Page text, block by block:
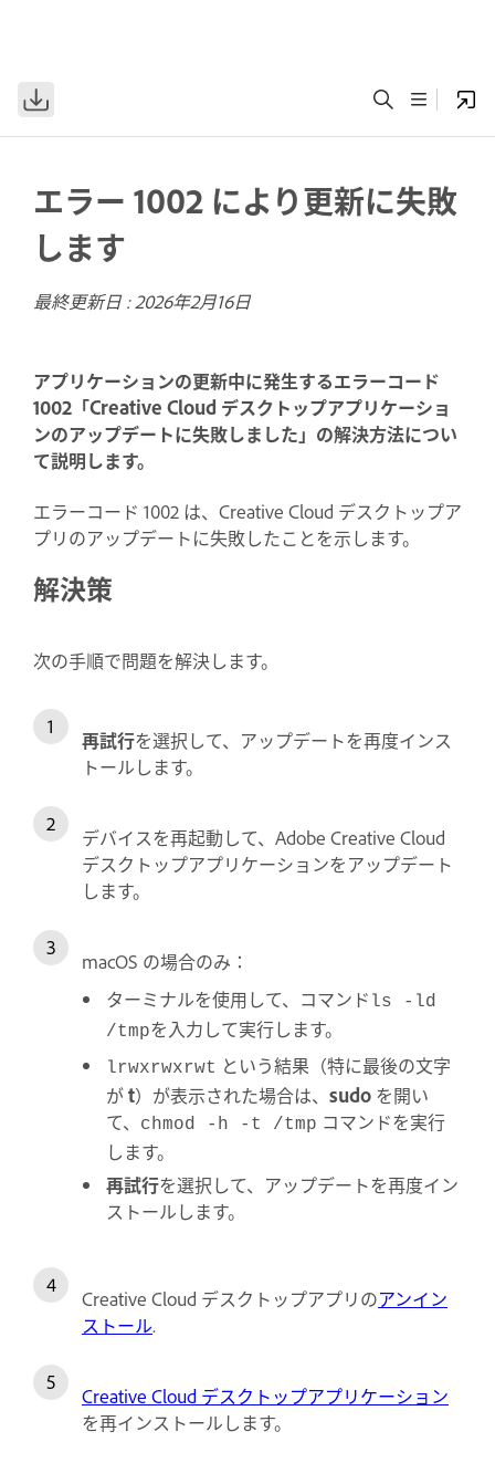
エラー 1002 により更新に失敗
します
最終更新日 :2026年2月16日
アプリケーションの更新中に発生するエラーコード
1002「Creative Cloud デスクトップアプリケーショ
ンのアップデートに失敗しました」の解決方法につい
て説明します。
エラーコード 1002 は、Creative Cloud デスクトップア
プリのアップデートに失敗したことを示します。
解決策
次の手順で問題を解決します。
再試行を選択して、アップデートを再度インス
トールします。
デバイスを再起動して、Adobe Creative Cloud
デスクトップアプリケーションをアップデート
します。
macOS の場合のみ：
ターミナルを使用して、コマンド ls -ld
/tmpを入力して実行します。
lrwxrwxrwt という結果（特に最後の文字
がt）が表示された場合は、 sudo を開い
て、
chmod -h -t /tmp コマンドを実行
します。
再試行を選択して、アップデートを再度イン
ストールします。
Creative Cloud デスクトップアプリのアンイン
ストール.
Creative Cloud デスクトップアプリケーション
を再インストールします。